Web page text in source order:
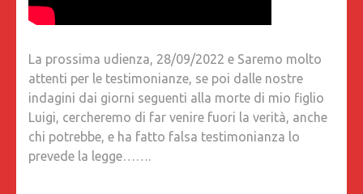
La prossima udienza, 28/09/2022 e Saremo molto
attenti per le testimonianze, se poi dalle nostre
indagini dai giorni seguenti alla morte di mio figlio
Luigi, cercheremo di far venire fuori la verità, anche
chi potrebbe, e ha fatto falsa testimonianza lo
prevede la legge…….